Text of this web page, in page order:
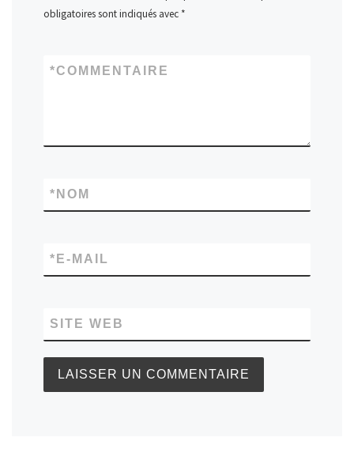
obligatoires sont indiqués avec *
COMMENTAIRE
*
NOM
*
E-MAIL
*
SITE WEB